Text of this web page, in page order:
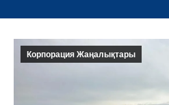
Корпорация Жаңалықтары